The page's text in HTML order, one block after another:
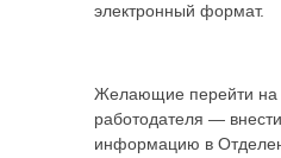
электронный формат.
Желающие перейти на
работодателя —
информацию в